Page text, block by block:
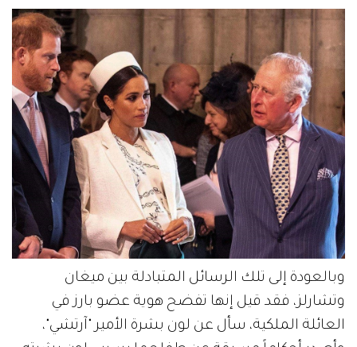
وبالعودة إلى تلك الرسائل المتبادلة بين ميغان
وتشارلز، فقد قيل إنها تفضح هوية عضو بارز في
العائلة الملكية، سأل عن لون بشرة الأمير "آرتشي"،